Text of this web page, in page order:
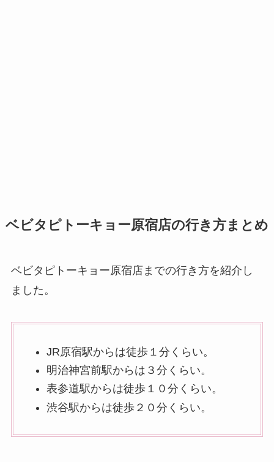
ベビタピトーキョー原宿店の行き方まとめ
ベビタピトーキョー原宿店までの行き方を紹介し
ました。
JR原宿駅からは徒歩１分くらい。
明治神宮前駅からは３分くらい。
表参道駅からは徒歩１０分くらい。
渋谷駅からは徒歩２０分くらい。